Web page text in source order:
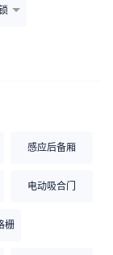
感应后备厢
电动吸合门
栅